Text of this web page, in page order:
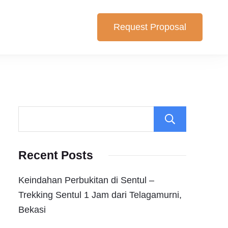
yang cocok untuk anda. Berikut Pilihan Harga Paket ,
Request Proposal
Recent Posts
Keindahan Perbukitan di Sentul –
Trekking Sentul 1 Jam dari Telagamurni,
Bekasi